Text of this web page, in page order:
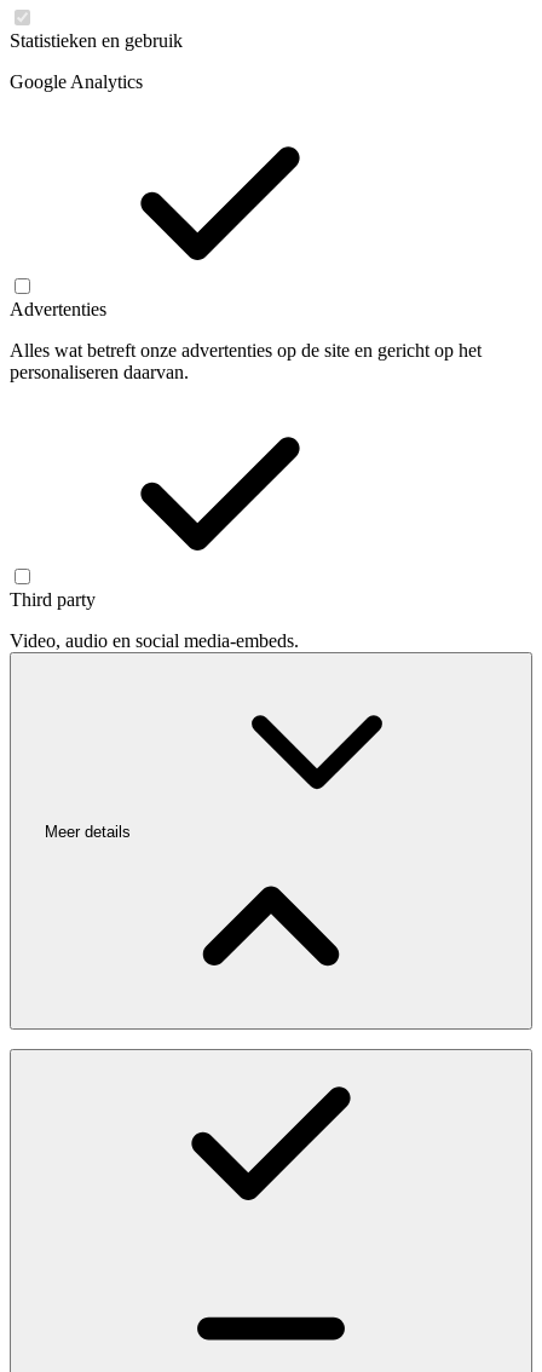
Statistieken en gebruik
Google Analytics
Advertenties
Alles wat betreft onze advertenties op de site en gericht op het
personaliseren daarvan.
Third party
Video, audio en social media-embeds.
Meer details